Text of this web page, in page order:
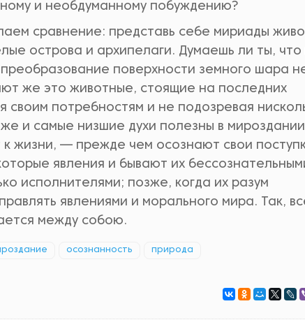
и необдуманному побуждению?
сравнение: представь себе мириады
острова и архипелаги. Думаешь ли ты, что
поверхности земного шара
же это животные, стоящие на последних
своим потребностям и не подозревая
и самые низшие духи полезны в
к жизни, — прежде чем осознают свои
явления и бывают их
исполнителями; позже, когда их разум
явлениями и морального мира. Так,
между собою.
осознанность природа